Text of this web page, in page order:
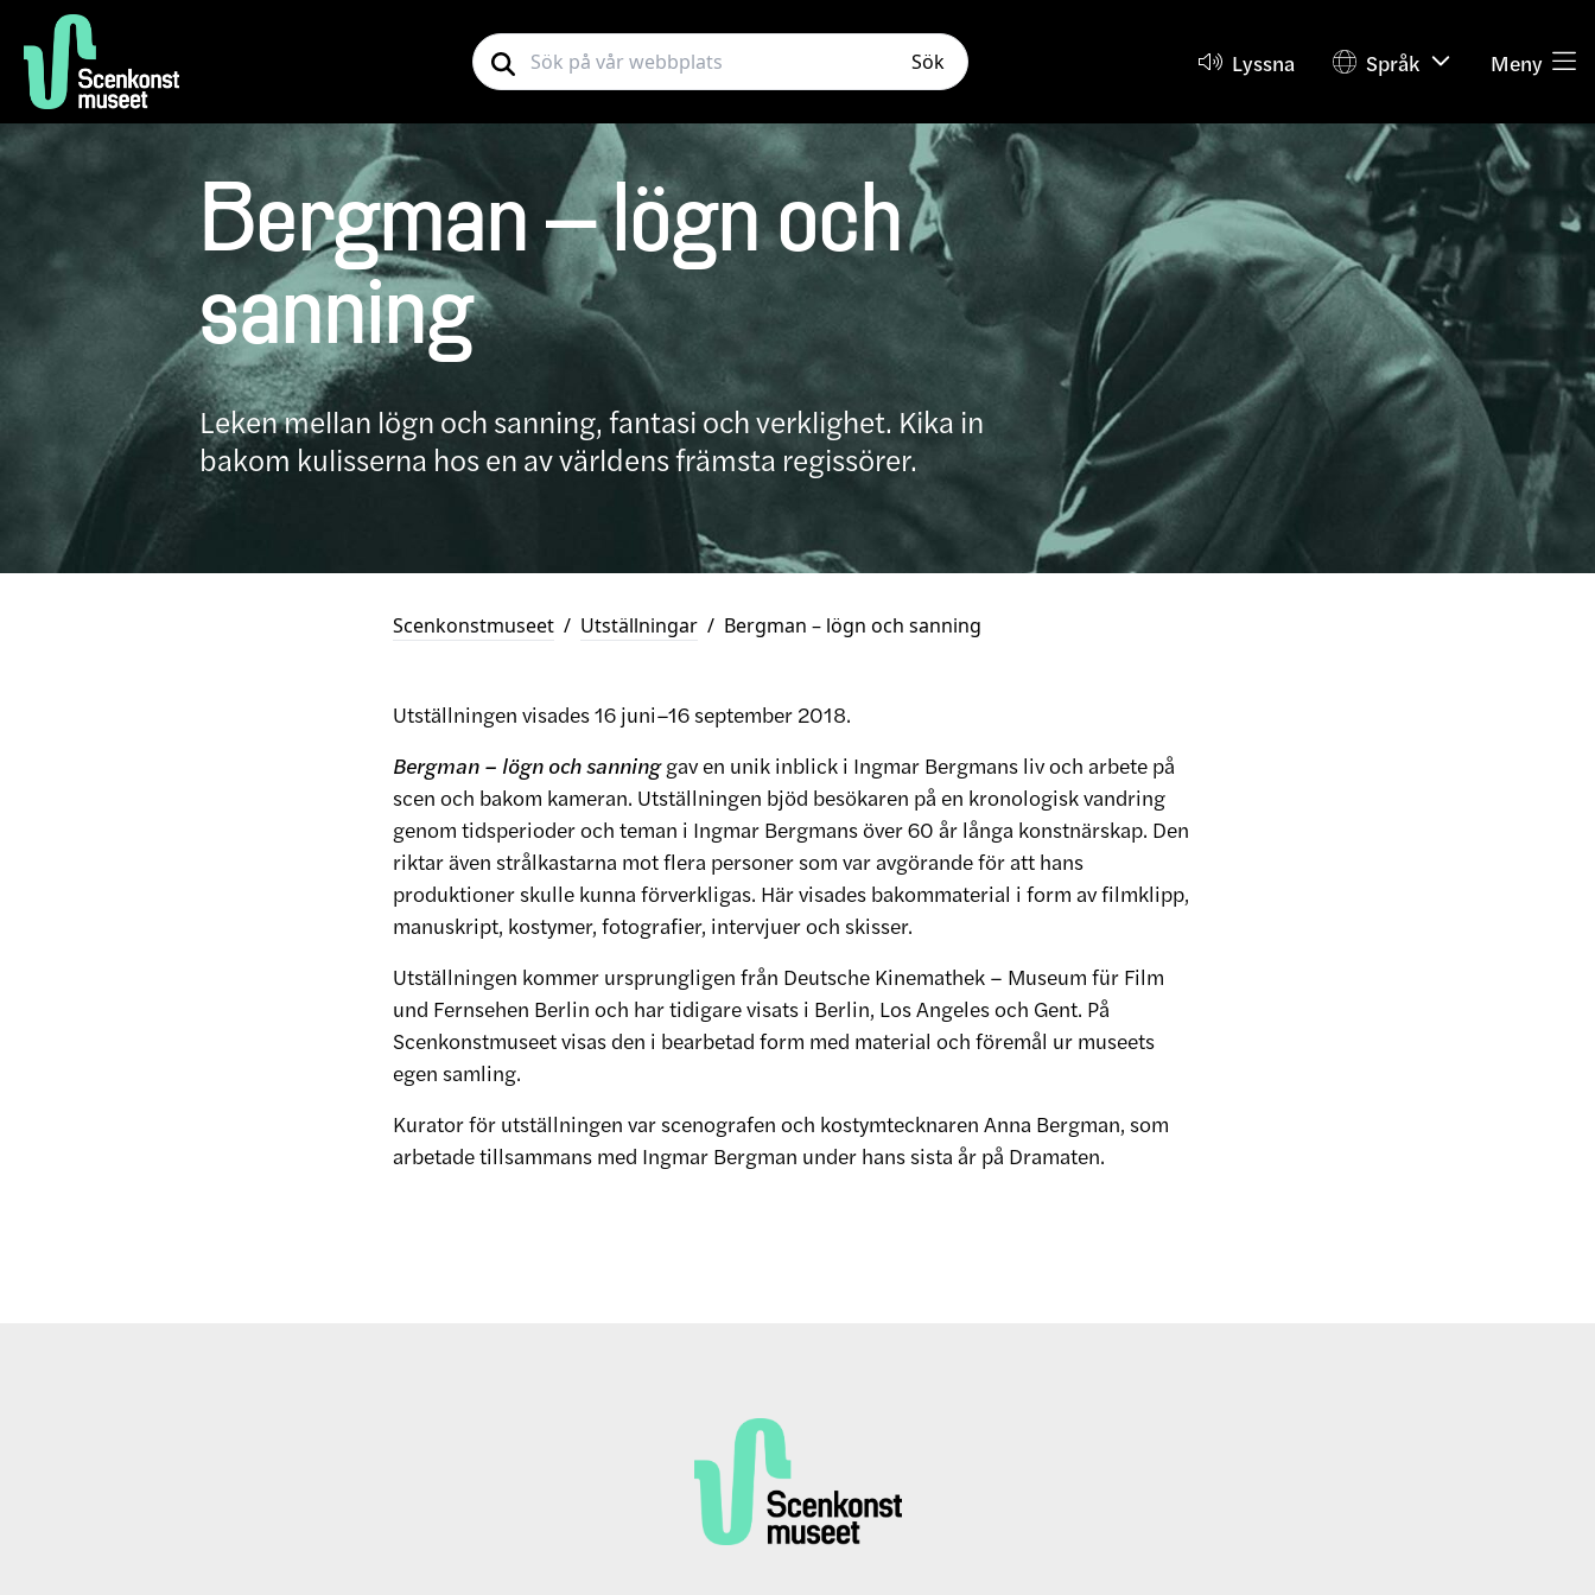
Sök Lyssna Språk Meny
Bergman – lögn och
sanning
Leken mellan lögn och sanning, fantasi och verklighet. Kika in
bakom kulisserna hos en av världens främsta regissörer.
Scenkonstmuseet / Utställningar / Bergman – lögn och sanning
Utställningen visades 16 juni–16 september 2018.
Bergman – lögn och sanninggav en unik inblick i Ingmar Bergmans liv och arbete på
scen och bakom kameran. Utställningen bjöd besökaren på en kronologisk vandring
genom tidsperioder och teman i Ingmar Bergmans över 60 år långa konstnärskap. Den
riktar även strålkastarna mot flera personer som var avgörande för att hans
produktioner skulle kunna förverkligas. Här visades bakommaterial i form av filmklipp,
manuskript, kostymer, fotografier, intervjuer och skisser.
Utställningen kommer ursprungligen från Deutsche Kinemathek – Museum für Film
und Fernsehen Berlin och har tidigare visats i Berlin, Los Angeles och Gent. På
Scenkonstmuseet visas den i bearbetad form med material och föremål ur museets
egen samling.
Kurator för utställningen var scenografen och kostymtecknaren Anna Bergman, som
arbetade tillsammans med Ingmar Bergman under hans sista år på Dramaten.